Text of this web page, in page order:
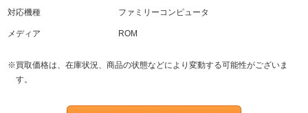
対応機種 ファミリーコンピュータ
メディア ROM
※買取価格は、在庫状況、商品の状態などにより変動する可能性がございま
す。